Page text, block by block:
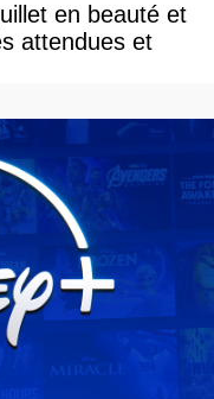
en beauté et
attendues et